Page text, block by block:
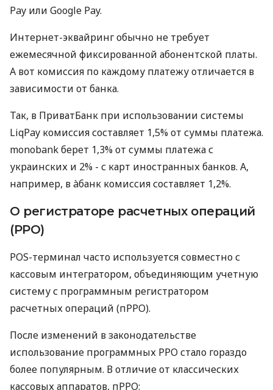
Pay или Google Pay.
Интернет-эквайринг обычно не требует
ежемесячной фиксированной абонентской платы.
А вот комиссия по каждому платежу отличается в
зависимости от банка.
Так, в ПриватБанк при использовании системы
LiqPay комиссия составляет 1,5% от суммы платежа.
monobank берет 1,3% от суммы платежа с
украинских и 2% - с карт иностранных банков. А,
например, в àбанк комиссия составляет 1,2%.
О регистраторе расчетных операций
(РРО)
POS-терминал часто используется совместно с
кассовым интегратором, объединяющим учетную
систему с программным регистратором
расчетных операций (пРРО).
После изменений в законодательстве
использование программных РРО стало гораздо
более популярным. В отличие от классических
кассовых аппаратов, пРРО: